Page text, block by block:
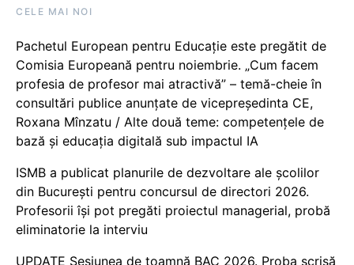
CELE MAI NOI
Pachetul European pentru Educație este pregătit de
Comisia Europeană pentru noiembrie. „Cum facem
profesia de profesor mai atractivă” – temă-cheie în
consultări publice anunțate de vicepreședinta CE,
Roxana Mînzatu / Alte două teme: competențele de
bază și educația digitală sub impactul IA
ISMB a publicat planurile de dezvoltare ale școlilor
din București pentru concursul de directori 2026.
Profesorii își pot pregăti proiectul managerial, probă
eliminatorie la interviu
UPDATE Sesiunea de toamnă BAC 2026. Proba scrisă